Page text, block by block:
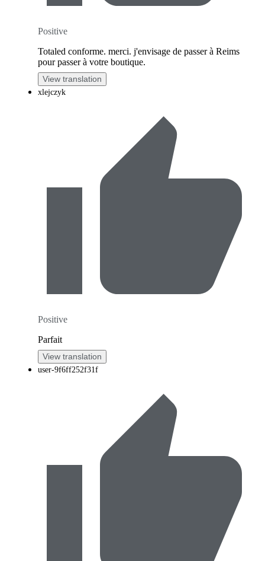
Positive
Totaled conforme. merci. j'envisage de passer à Reims
pour passer à votre boutique.
View translation
xlejczyk
Positive
Parfait
View translation
user-9f6ff252f31f